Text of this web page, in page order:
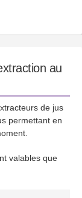
au
de jus
permettant en
valables que